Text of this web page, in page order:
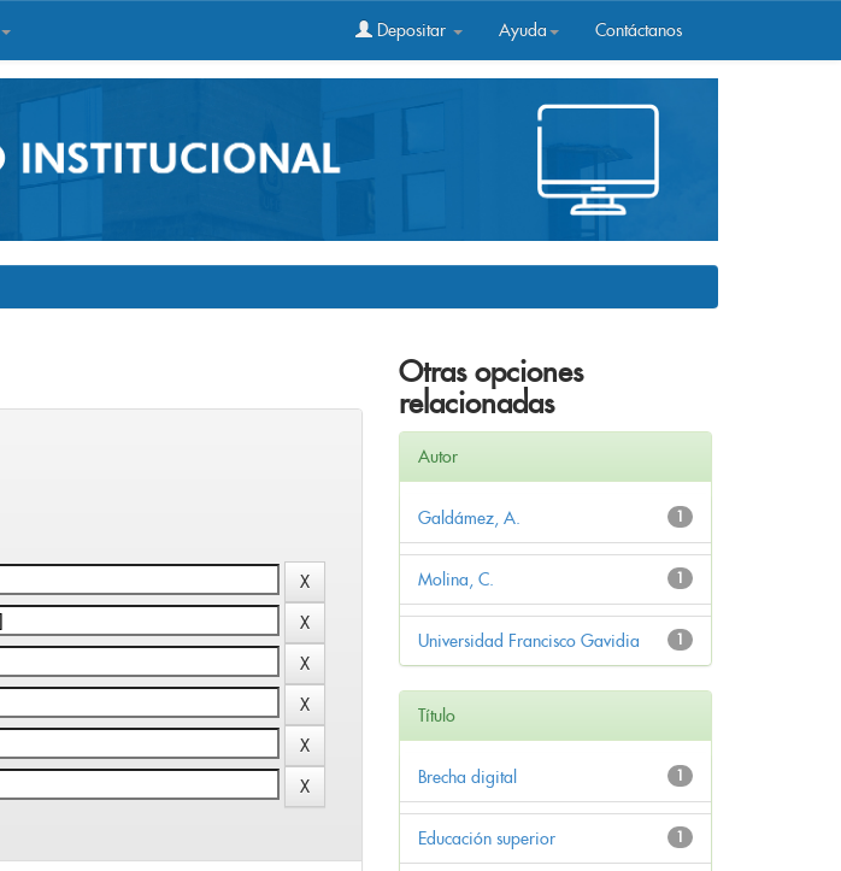
Depositar Ayuda Contáctanos
Otras opciones
relacionadas
Autor
1
Galdámez, A.
1
Molina, C.
1
Universidad Francisco Gavidia
Título
1
Brecha digital
1
Educación superior